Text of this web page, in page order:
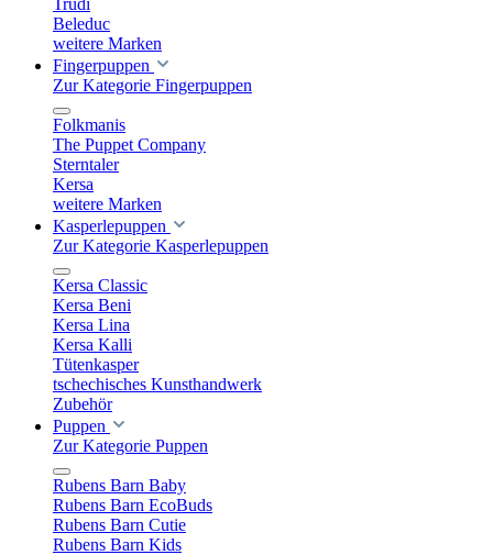
Trudi
Beleduc
weitere Marken
Fingerpuppen
Zur Kategorie Fingerpuppen
Folkmanis
The Puppet Company
Sterntaler
Kersa
weitere Marken
Kasperlepuppen
Zur Kategorie Kasperlepuppen
Kersa Classic
Kersa Beni
Kersa Lina
Kersa Kalli
Tütenkasper
tschechisches Kunsthandwerk
Zubehör
Puppen
Zur Kategorie Puppen
Rubens Barn Baby
Rubens Barn EcoBuds
Rubens Barn Cutie
Rubens Barn Kids